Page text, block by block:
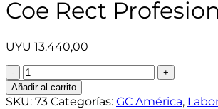
Coe Rect
UYU 13.440,00
Acrílico
Para
Rebasado
Añadir al carrito
SKU: 73 Categorías: GC América,